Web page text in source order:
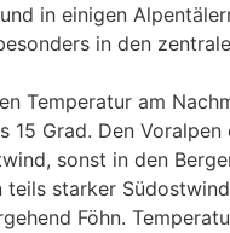
in einigen
in den
Temperatur am
15 Grad. Den Voralpen
sonst in den
teils starker
Föhn.